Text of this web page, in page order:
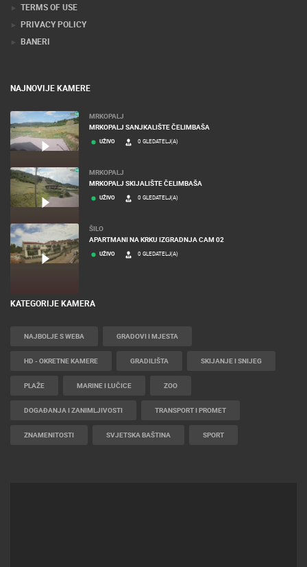
TERMS OF USE
PRIVACY POLICY
BANERI
NAJNOVIJE KAMERE
MRKOPALJ
MRKOPALJ SANJKALIŠTE ČELIMBAŠA
UŽIVO 0 GLEDATELJ(A)
MRKOPALJ
MRKOPALJ SKIJALIŠTE ČELIMBAŠA
UŽIVO 0 GLEDATELJ(A)
ŠILO
APARTMANI NA KRKU IZGRADNJA CAM 02
UŽIVO 0 GLEDATELJ(A)
KATEGORIJE KAMERA
NAJBOLJE S WEBA GRADOVI I MJESTA
HD - OKRETNE KAMERE GRADILIŠTA SKIJANJE I SNIJEG
PLAŽE MARINE I LUČICE ZOO
DOGAĐANJA I ZANIMLJIVOSTI TRANSPORT I PROMET
ZNAMENITOSTI SVJETSKA BAŠTINA SPORT